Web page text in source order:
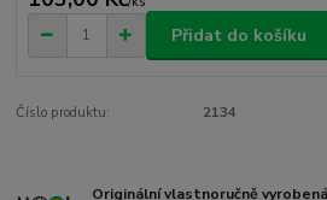
Přidat do košíku
Číslo produktu: 2134
Originální vlastnoručně